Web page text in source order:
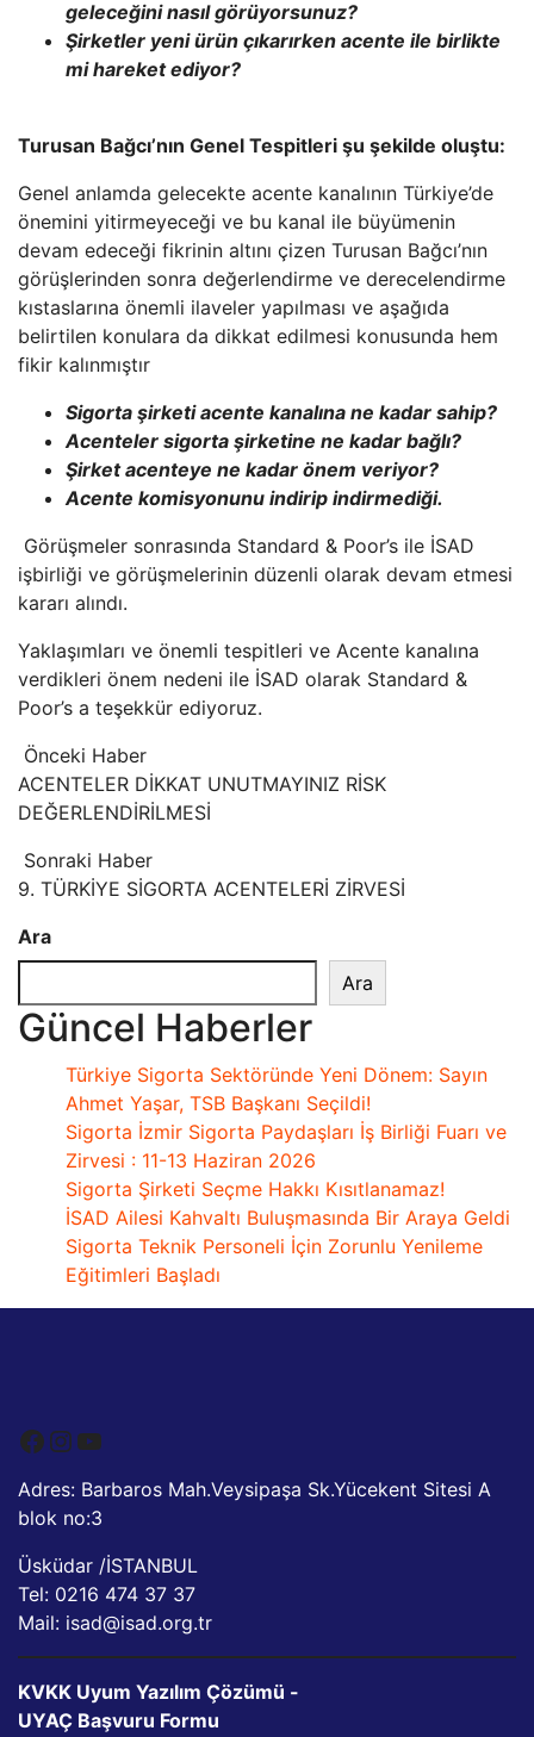
geleceğini nasıl görüyorsunuz?
Şirketler yeni ürün çıkarırken acente ile birlikte
mi hareket ediyor?
Turusan Bağcı’nın Genel Tespitleri şu şekilde oluştu:
Genel anlamda gelecekte acente kanalının Türkiye’de
önemini yitirmeyeceği ve bu kanal ile büyümenin
devam edeceği fikrinin altını çizen Turusan Bağcı’nın
görüşlerinden sonra değerlendirme ve derecelendirme
kıstaslarına önemli ilaveler yapılması ve aşağıda
belirtilen konulara da dikkat edilmesi konusunda hem
fikir kalınmıştır
Sigorta şirketi acente kanalına ne kadar sahip?
Acenteler sigorta şirketine ne kadar bağlı?
Şirket acenteye ne kadar önem veriyor?
Acente komisyonunu indirip indirmediği.
Görüşmeler sonrasında Standard & Poor’s ile İSAD
işbirliği ve görüşmelerinin düzenli olarak devam etmesi
kararı alındı.
Yaklaşımları ve önemli tespitleri ve Acente kanalına
verdikleri önem nedeni ile İSAD olarak Standard &
Poor’s a teşekkür ediyoruz.
Önceki Haber
ACENTELER DİKKAT UNUTMAYINIZ RİSK
DEĞERLENDİRİLMESİ
Sonraki Haber
9. TÜRKİYE SİGORTA ACENTELERİ ZİRVESİ
Ara
Ara
Güncel Haberler
Türkiye Sigorta Sektöründe Yeni Dönem: Sayın
Ahmet Yaşar, TSB Başkanı Seçildi!
Sigorta İzmir Sigorta Paydaşları İş Birliği Fuarı ve
Zirvesi : 11-13 Haziran 2026
Sigorta Şirketi Seçme Hakkı Kısıtlanamaz!
İSAD Ailesi Kahvaltı Buluşmasında Bir Araya Geldi
Sigorta Teknik Personeli İçin Zorunlu Yenileme
Eğitimleri Başladı
Facebook
Instagram
YouTube
Adres: Barbaros Mah.Veysipaşa Sk.Yücekent Sitesi A
blok no:3
Üsküdar /İSTANBUL
Tel: 0216 474 37 37
Mail: isad@isad.org.tr
KVKK Uyum Yazılım Çözümü -
UYAÇ Başvuru Formu